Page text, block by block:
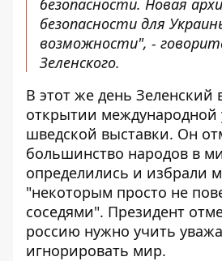
безопасности. Новая
безопасности для
возможности", -
Зеленского.
В этот же день Зеленский
открытии международной
шведской выставки. Он
большинство народов в
определились и избрали
"некоторым просто не
соседями". Президент
россию нужно учить
игнорировать мир.